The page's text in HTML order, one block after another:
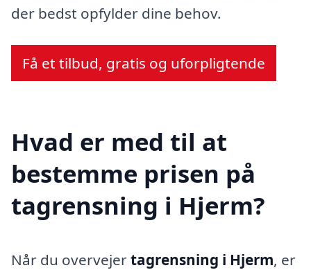
der bedst opfylder dine behov.
Få et tilbud, gratis og uforpligtende
Hvad er med til at
bestemme prisen på
tagrensning i Hjerm?
Når du overvejertagrensning i Hjerm, er